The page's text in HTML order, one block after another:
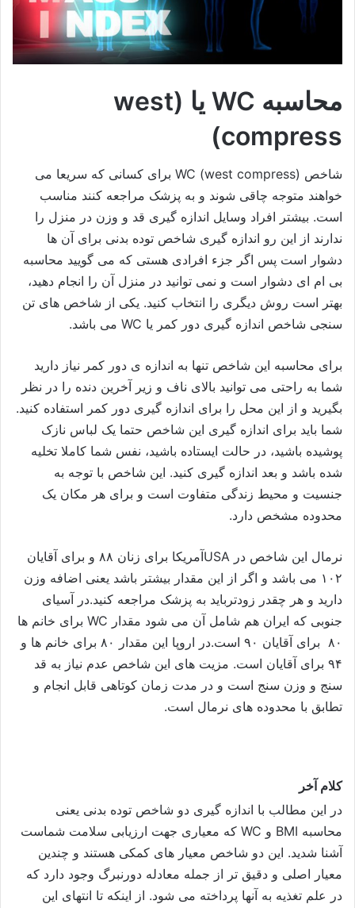
محاسبه WC یا (west
compress)
شاخص WC (west compress) برای کسانی که سریعا می
خواهند متوجه چاقی شوند و به پزشک مراجعه کنند مناسب
است. بیشتر افراد وسایل اندازه گیری قد و وزن در منزل را
ندارند از این رو اندازه گیری شاخص توده بدنی برای آن ها
دشوار است پس اگر جزء افرادی هستی که می گویید محاسبه
بی ام ای دشوار است و نمی توانید در منزل آن را انجام دهید،
بهتر است روش دیگری را انتخاب کنید. یکی از شاخص های تن
سنجی شاخص اندازه گیری دور کمر یا WC می باشد.
برای محاسبه این شاخص تنها به اندازه ی دور کمر نیاز دارید
شما به راحتی می توانید بالای ناف و زیر آخرین دنده را در نظر
بگیرید و از این محل را برای اندازه گیری دور کمر استفاده کنید.
شما باید برای اندازه گیری این شاخص حتما یک لباس نازک
پوشیده باشید، در حالت ایستاده باشید، نفس شما کاملا تخلیه
شده باشد و بعد اندازه گیری کنید. این شاخص با توجه به
جنسیت و محیط زندگی متفاوت است و برای هر مکان یک
محدوده مشخص دارد.
نرمال این شاخص در USAآمریکا برای زنان ۸۸ و برای آقایان
۱۰۲ می باشد و اگر از این مقدار بیشتر باشد یعنی اضافه وزن
دارید و هر چقدر زودترباید به پزشک مراجعه کنید.در آسیای
جنوبی که ایران هم شامل آن می شود مقدار WC برای خانم ها
۸۰ برای آقایان ۹۰ است.در اروپا این مقدار ۸۰ برای خانم ها و
۹۴ برای آقایان است. مزیت های این شاخص عدم نیاز به قد
سنج و وزن سنج است و در مدت زمان کوتاهی قابل انجام و
تطابق با محدوده های نرمال است.
کلام آخر
در این مطالب با اندازه گیری دو شاخص توده بدنی یعنی
محاسبه BMI و WC که معیاری جهت ارزیابی سلامت شماست
آشنا شدید. این دو شاخص معیار های کمکی هستند و چندین
معیار اصلی و دقیق تر از جمله معادله دورنبرگ وجود دارد که
در علم تغذیه به آنها پرداخته می شود. از اینکه تا انتهای این